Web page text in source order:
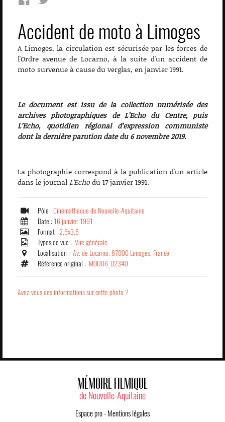
Accident de moto à Limoges
A Limoges, la circulation est sécurisée par les forces de
l'Ordre avenue de Locarno, à la suite d'un accident de
moto survenue à cause du verglas, en janvier 1991.
Le document est issu de la collection numérisée des
archives photographiques de L’Echo du Centre, puis
L’Echo, quotidien régional d’expression communiste
dont la dernière parution date du 6 novembre 2019.
La photographie correspond à la publication d'un article
dans le journalL'Echodu 17 janvier 1991.
Pôle : Cinémathèque de Nouvelle-Aquitaine
Date : 16 janvier 1991
Format : 2,5x3,5
Types de vue : Vue générale
Localisation : Av. de Locarno, 87000 Limoges, France
Référence original : MOU06_02340
Avez-vous des informations sur cette photo ?
MÉMOIRE FILMIQUE
de Nouvelle-Aquitaine
Espace pro- Mentions légales